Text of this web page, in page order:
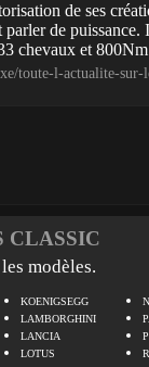
de ses
parler de
chevaux et
toute-l-actualite-
CLASSIC
modèles.
KOENIGSEGG
LAMBORGHINI
LANCIA
LOTUS